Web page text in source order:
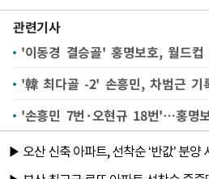
관련기사
'손흥민 7번·오현규 18번'…홍명